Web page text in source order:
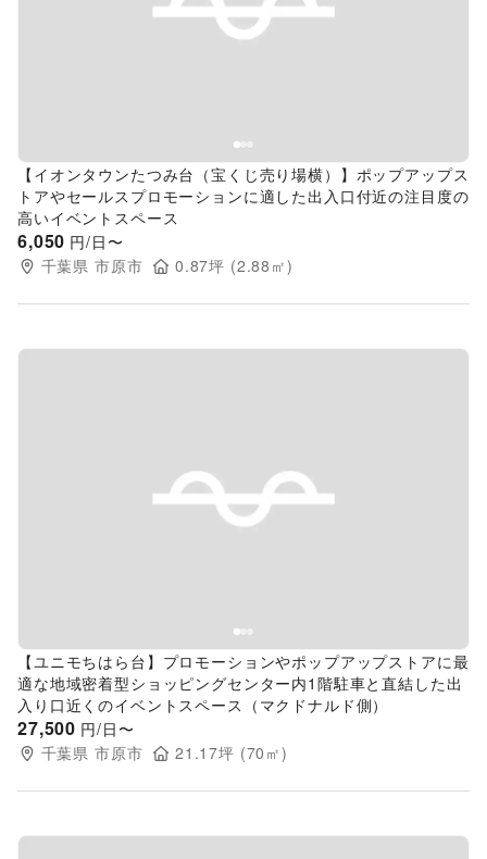
Previous slide
【イオンタウンたつみ台（宝くじ売り場横）】ポップアップス
トアやセールスプロモーションに適した出入口付近の注目度の
高いイベントスペース
6,050 円/日〜
千葉県 市原市 0.87坪 (2.88 ㎡)
Previous slide
【ユニモちはら台】プロモーションやポップアップストアに最
適な地域密着型ショッピングセンター内1階駐車と直結した出
入り口近くのイベントスペース（マクドナルド側）
27,500 円/日〜
千葉県 市原市 21.17坪 (70 ㎡)